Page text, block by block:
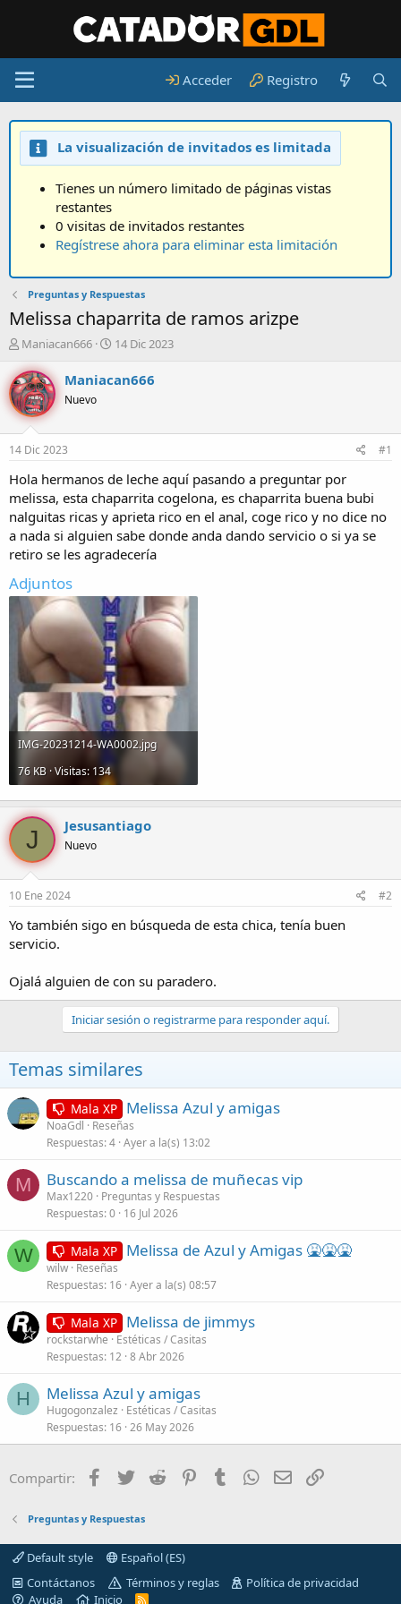
Acceder Registro
La visualización de invitados es limitada
Tienes un número limitado de páginas vistas
restantes
0 visitas de invitados restantes
Regístrese ahora para eliminar esta limitación
Preguntas y Respuestas
Melissa chaparrita de ramos arizpe
A
t
o
r
d
e
l
e
m
a
Maniacan666
F
c
e
n
i
c
i
o
14 Dic 2023
Maniacan666
Nuevo
14 Dic 2023 #1
Hola hermanos de leche aquí pasando a preguntar por
melissa, esta chaparrita cogelona, es chaparrita buena bubi
nalguitas ricas y aprieta rico en el anal, coge rico y no dice no
a nada si alguien sabe donde anda dando servicio o si ya se
retiro se les agradecería
Adjuntos
IMG-20231214-WA0002.jpg
76 KB · Visitas: 134
J Jesusantiago
Nuevo
10 Ene 2024 #2
Yo también sigo en búsqueda de esta chica, tenía buen
servicio.
Ojalá alguien de con su paradero.
Iniciar sesión o registrarme para responder aquí.
Temas similares
Mala XP Melissa Azul y amigas
NoaGdl
Reseñas
Respuestas 4 Ayer a la(s) 13:02
M Buscando a melissa de muñecas vip
Max1220 Preguntas y Respuestas
Respuestas 0 16 Jul 2026
W Mala XP Melissa de Azul y Amigas 🤮🤮🤮
wilw Reseñas
Respuestas 16 Ayer a la(s) 08:57
Mala XP Melissa de jimmys
rockstarwhe
Estéticas / Casitas
Respuestas 12 8 Abr 2026
H Melissa Azul y amigas
Hugogonzalez
Estéticas / Casitas
Respuestas 16 26 May 2026
Compartir: Facebook
Twitter Reddit PinterestTumblrWhatsAppCorreo
Preguntas y Respuestas
Default style
Español (ES)
Contáctanos
Términos y reglas
Política de privacidad
Ayuda
Inicio R